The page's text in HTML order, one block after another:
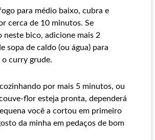
para médio baixo, cubra e
cerca de 10 minutos. Se
neste bico, adicione mais 2
sopa de caldo (ou água) para
curry grude.
por mais 5 minutos, ou
flor esteja pronta, dependerá
você a cortou em primeiro
da minha em pedaços de bom